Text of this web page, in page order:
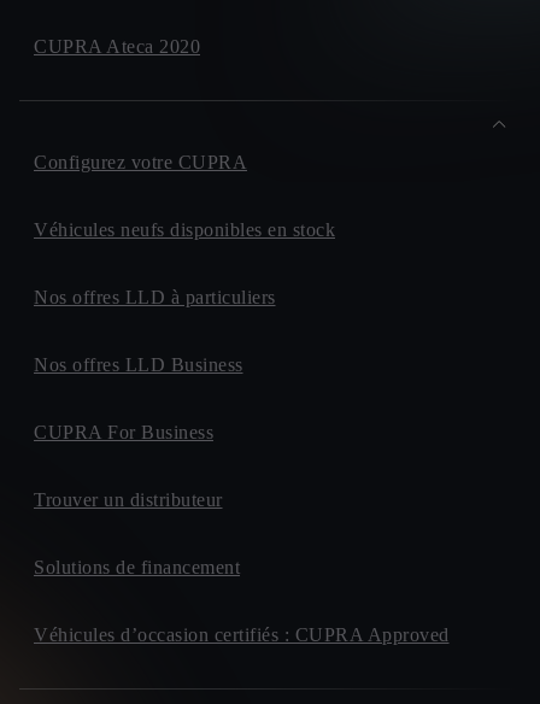
CUPRA Ateca 2020
Configurez votre CUPRA
Véhicules neufs disponibles en stock
Nos offres LLD à particuliers
Nos offres LLD Business
CUPRA For Business
Trouver un distributeur
Solutions de financement
Véhicules d’occasion certifiés : CUPRA Approved